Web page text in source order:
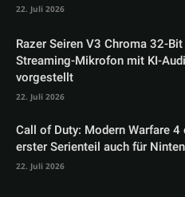
22. Juli 2026
Razer Seiren V3 Chroma 32-
Streaming-Mikrofon mit KI-
vorgestellt
22. Juli 2026
Call of Duty: Modern Warfare
erster Serienteil auch für
22. Juli 2026